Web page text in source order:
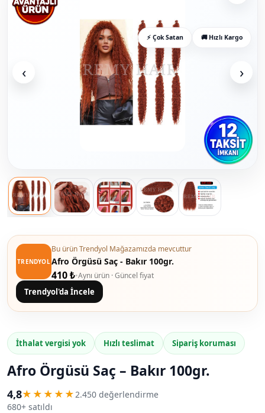
⚡ Çok Satan 🚚 Hızlı Kargo
‹ ›
TRENDYOL
Bu ürün Trendyol Mağazamızda mevcuttur
Afro Örgüsü Saç - Bakır 100gr.
410 ₺•Aynı ürün · Güncel fiyat
Trendyol'da İncele
İthalat vergisi yok Hızlı teslimat Sipariş koruması
Afro Örgüsü Saç – Bakır 100gr.
4,8★★★★★ 2.450 değerlendirme
680+ satıldı